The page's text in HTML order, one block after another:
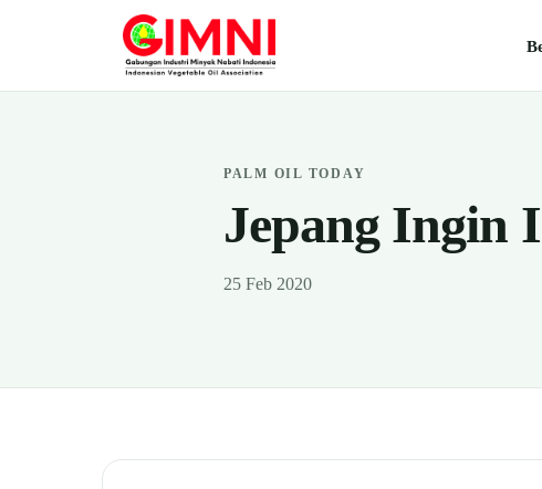
PALM OIL TODAY
Jepang Ingin
25 Feb 2020